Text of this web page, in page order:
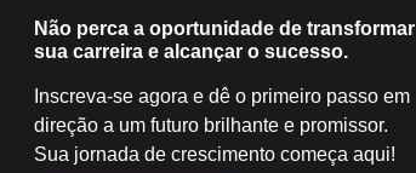
Não perca a oportunidade de transformar
sua carreira e alcançar o sucesso.
Inscreva-se agora e dê o primeiro passo em
direção a um futuro brilhante e promissor.
Sua jornada de crescimento começa aqui!